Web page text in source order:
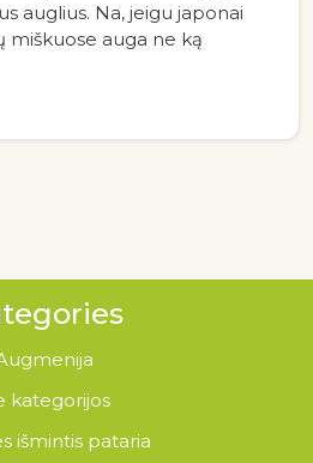
auglius. Na, jeigu japonai
miškuose auga ne ką
kategorijos
išmintis pataria